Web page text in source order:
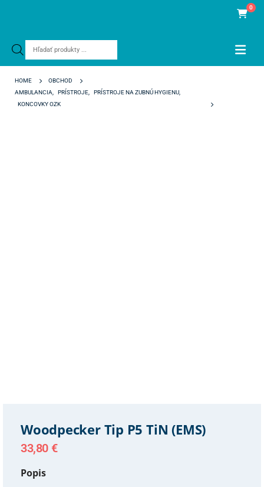
Products
0
HOME
OBCHOD
AMBULANCIA
PRÍSTROJE PRÍSTROJE NA ZUBNÚ HYGIENU
KONCOVKY OZK
Woodpecker Tip P5 TiN (EMS)
33,80 €
Popis